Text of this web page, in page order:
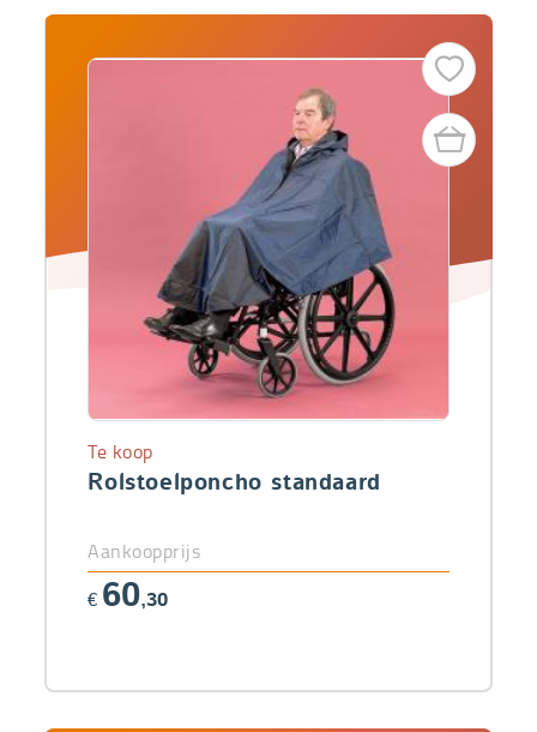
Rolstoelponcho standaard
Te koop
Aankoopprijs
€ 60,30